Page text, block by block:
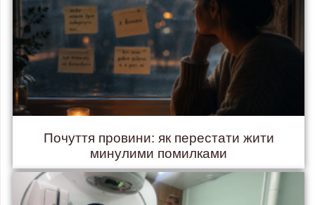
Почуття провини: як перестати жити
минулими помилками